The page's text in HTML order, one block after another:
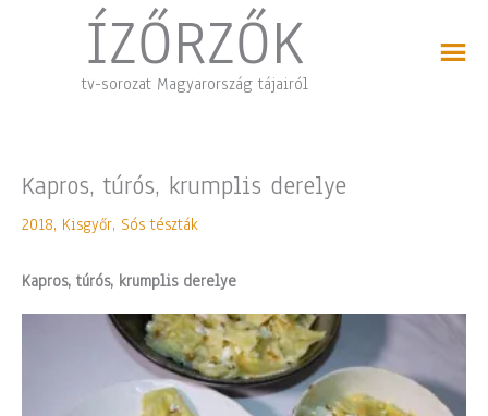
ÍZŐRZŐK
tv-sorozat Magyarország tájairól
Kapros, túrós, krumplis derelye
2018, Kisgyőr, Sós tészták
Kapros, túrós, krumplis derelye